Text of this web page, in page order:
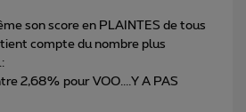
son score en PLAINTES de tous
compte du nombre plus
2,68% pour VOO....Y A PAS